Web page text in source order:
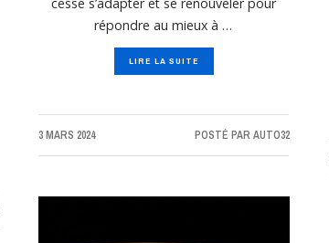
cesse s’adapter et se renouveler pour
répondre au mieux à …
LIRE LA SUITE
3 MARS 2024 POSTÉ PAR AUTO32